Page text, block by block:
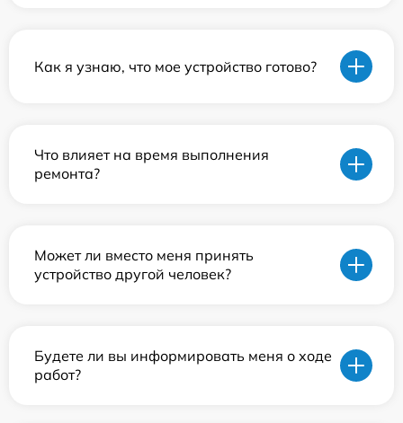
Как я узнаю, что мое устройство готово?
Что влияет на время выполнения
ремонта?
Может ли вместо меня принять
устройство другой человек?
Будете ли вы информировать меня о ходе
работ?